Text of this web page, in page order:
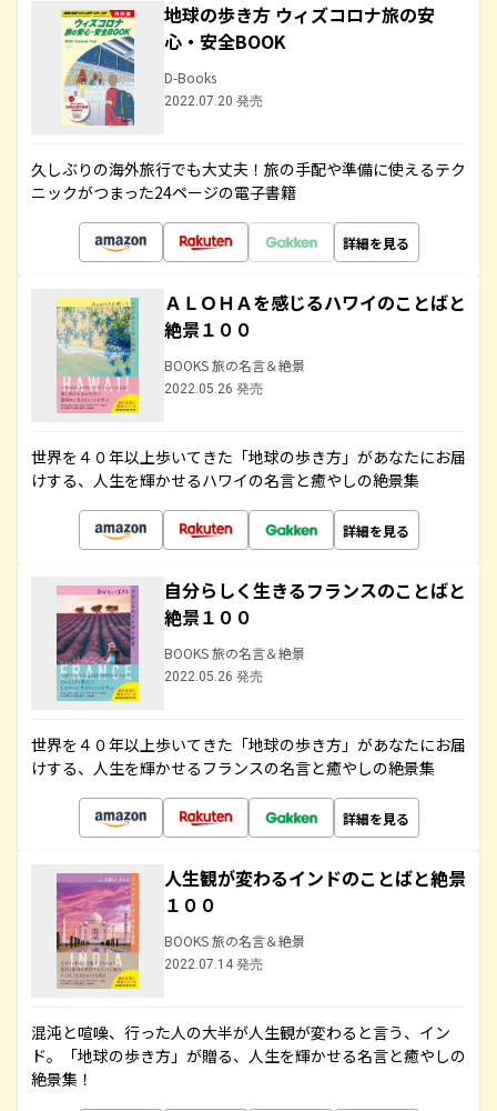
地球の歩き方 ウィズコロナ旅の安
心・安全BOOK
D-Books
2022.07.20 発売
久しぶりの海外旅行でも大丈夫！旅の手配や準備に使えるテク
ニックがつまった24ページの電子書籍
詳細を見る
ＡＬＯＨＡを感じるハワイのことばと
絶景１００
BOOKS 旅の名言＆絶景
2022.05.26 発売
世界を４０年以上歩いてきた「地球の歩き方」があなたにお届
けする、人生を輝かせるハワイの名言と癒やしの絶景集
詳細を見る
自分らしく生きるフランスのことばと
絶景１００
BOOKS 旅の名言＆絶景
2022.05.26 発売
世界を４０年以上歩いてきた「地球の歩き方」があなたにお届
けする、人生を輝かせるフランスの名言と癒やしの絶景集
詳細を見る
人生観が変わるインドのことばと絶景
１００
BOOKS 旅の名言＆絶景
2022.07.14 発売
混沌と喧噪、行った人の大半が人生観が変わると言う、イン
ド。「地球の歩き方」が贈る、人生を輝かせる名言と癒やしの
絶景集！